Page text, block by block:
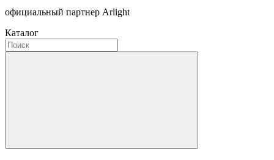
официальный партнер Arlight
Каталог